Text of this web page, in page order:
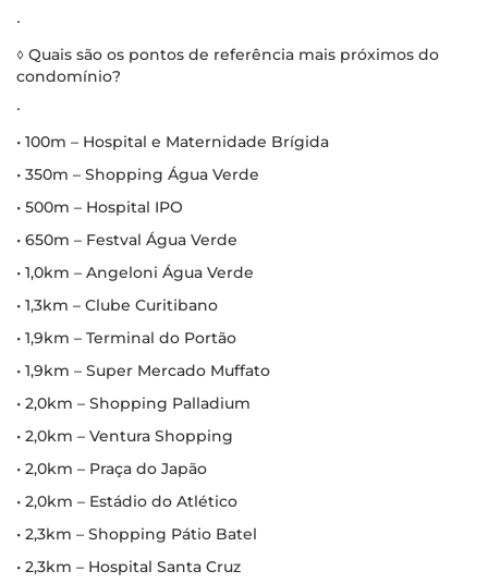
∙
◊ Quais são os pontos de referência mais próximos do
condomínio?
∙
• 100m – Hospital e Maternidade Brígida
• 350m – Shopping Água Verde
• 500m – Hospital IPO
• 650m – Festval Água Verde
• 1,0km – Angeloni Água Verde
• 1,3km – Clube Curitibano
• 1,9km – Terminal do Portão
• 1,9km – Super Mercado Muffato
• 2,0km – Shopping Palladium
• 2,0km – Ventura Shopping
• 2,0km – Praça do Japão
• 2,0km – Estádio do Atlético
• 2,3km – Shopping Pátio Batel
• 2,3km – Hospital Santa Cruz